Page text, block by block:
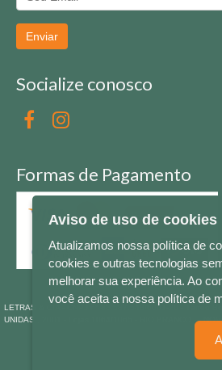
Enviar
Socialize conosco
Formas de Pagamento
LETRAS & CIA - CNPJ n° 88.587.548/0001-20 - Térreo
UNIDAS , 2001 - Lojas 1064/1065 - RIO BRANCO - -
Aviso de uso de cookies
Atualizamos nossa política de
cookies e outras tecnologias
melhorar sua experiência. Ao
você aceita a nossa política de